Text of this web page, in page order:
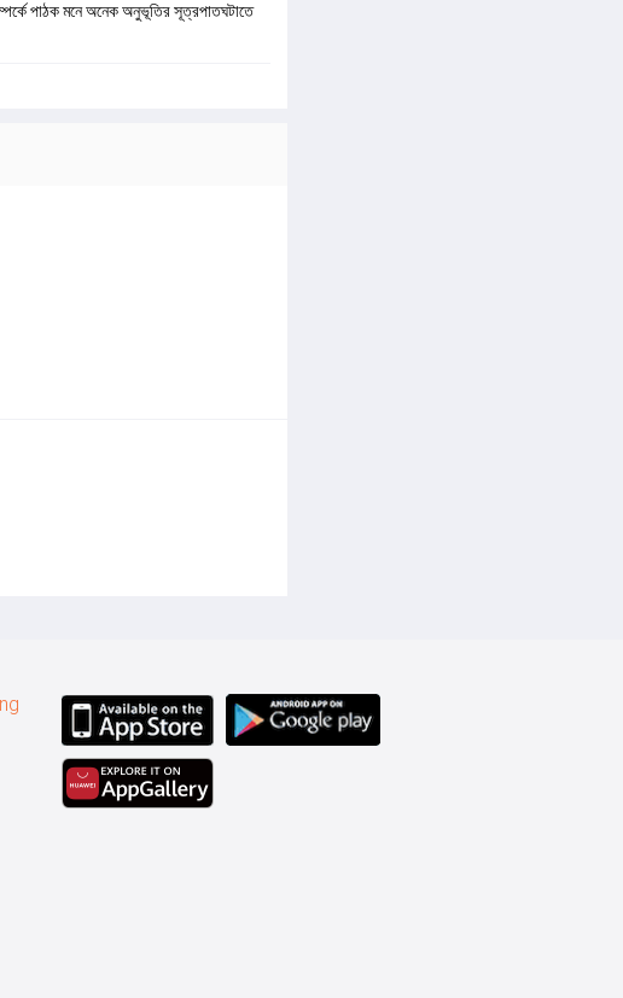
পাঠক মনে অনেক অনুভূতির সূত্রপাতঘটাতে